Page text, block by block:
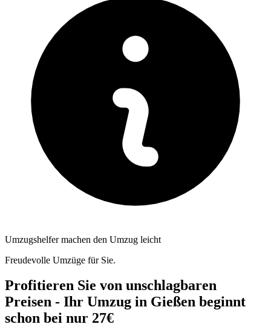
Umzugshelfer machen den Umzug leicht
Freudevolle Umzüge für Sie.
Profitieren Sie von unschlagbaren
Preisen - Ihr Umzug in Gießen beginnt
schon bei nur 27€